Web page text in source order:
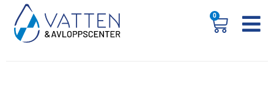
0